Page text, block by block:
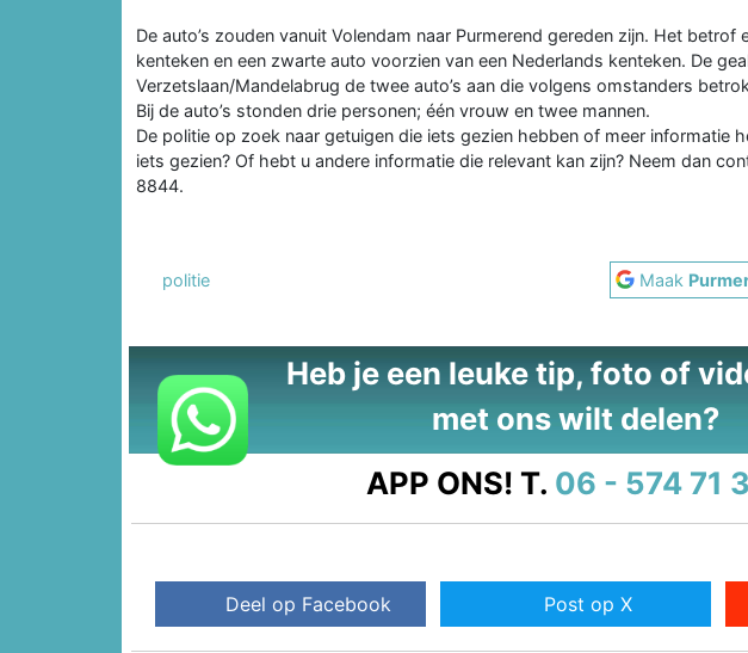
De auto’s zouden vanuit Volendam naar Purmerend gereden zijn. Het betrof
kenteken en een zwarte auto voorzien van een Nederlands kenteken. De
Verzetslaan/Mandelabrug de twee auto’s aan die volgens omstanders
Bij de auto’s stonden drie personen; één vrouw en twee mannen.
De politie op zoek naar getuigen die iets gezien hebben of meer informatie
iets gezien? Of hebt u andere informatie die relevant kan zijn? Neem dan
8844.
politie Maak
Heb je een leuke tip, foto of
met ons wilt delen?
APP ONS! T. 06 - 574 71
Deel op Facebook Post op X